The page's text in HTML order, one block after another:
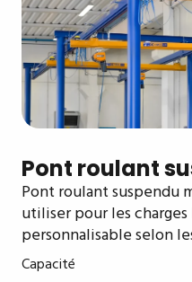
Pont roulant
Pont roulant suspendu
utiliser pour les
personnalisable selon
Capacité